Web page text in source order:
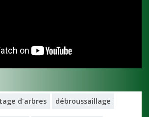
d'arbres débroussaillage